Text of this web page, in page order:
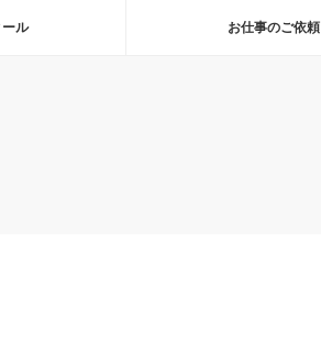
ル お仕事のご依頼